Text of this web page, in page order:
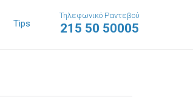
Tips
Τηλεφωνικό Ραντεβού
215 50 50005